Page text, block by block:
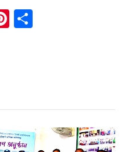
Pinterest